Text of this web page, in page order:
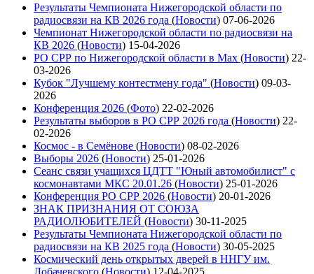
Результаты Чемпионата Нижегородской области по
радиосвязи на КВ 2026 года (Новости) 07-06-2026
Чемпионат Нижегородской области по радиосвязи на
КВ 2026 (Новости) 15-04-2026
РО СРР по Нижегородской области в Max (Новости) 22-
03-2026
Кубок "Лучшему контестмену года" (Новости) 09-03-
2026
Конференция 2026 (Фото) 22-02-2026
Результаты выборов в РО СРР 2026 года (Новости) 22-
02-2026
Космос - в Семёнове (Новости) 08-02-2026
Выборы 2026 (Новости) 25-01-2026
Сеанс связи учащихся ЦДТТ "Юный автомобилист" с
космонавтами МКС 20.01.26 (Новости) 25-01-2026
Конференция РО СРР 2026 (Новости) 20-01-2026
ЗНАК ПРИЗНАНИЯ ОТ СОЮЗА
РАДИОЛЮБИТЕЛЕЙ (Новости) 30-11-2025
Результаты Чемпионата Нижегородской области по
радиосвязи на КВ 2025 года (Новости) 30-05-2025
Космический день открытых дверей в ННГУ им.
Лобачевского (Новости) 12-04-2025